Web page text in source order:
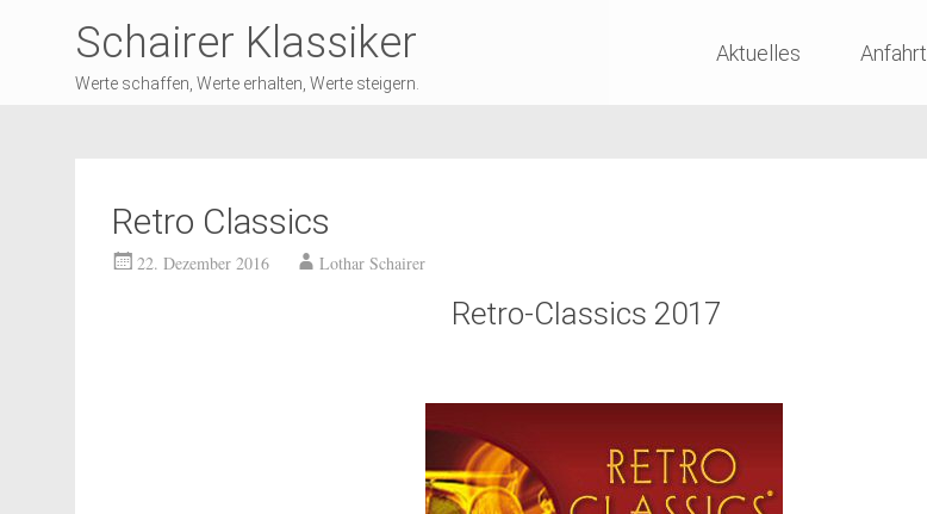
Schairer Klassiker
Werte schaffen, Werte erhalten, Werte steigern.
to
Aktuelles Anfahrt
Retro Classics
22. Dezember 2016 Lothar Schairer
Retro-Classics 2017